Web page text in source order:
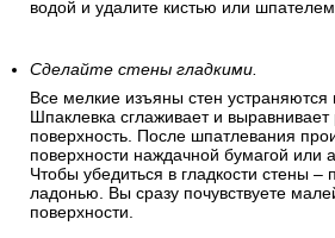
На поверхности стен не должно быть
предметов (кронштейнов, креплений,
помещении были поклеены старые
водой и удалите кистью или
Сделайте стены гладкими.
Все мелкие изъяны стен устраняются